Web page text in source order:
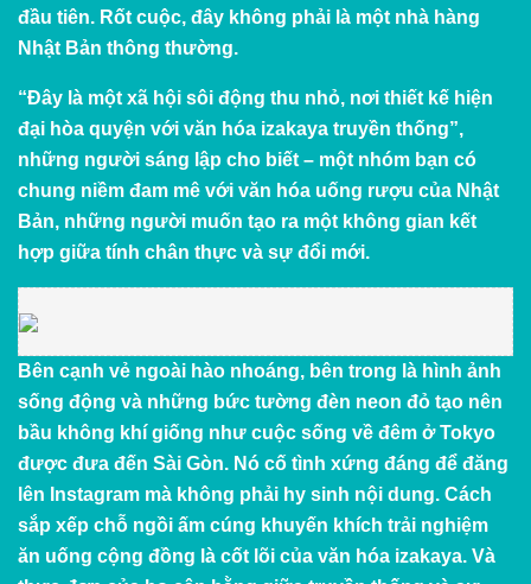
đầu tiên. Rốt cuộc, đây không phải là một nhà hàng
Nhật Bản thông thường.
“Đây là một xã hội sôi động thu nhỏ, nơi thiết kế hiện
đại hòa quyện với văn hóa izakaya truyền thống”,
những người sáng lập cho biết – một nhóm bạn có
chung niềm đam mê với văn hóa uống rượu của Nhật
Bản, những người muốn tạo ra một không gian kết
hợp giữa tính chân thực và sự đổi mới.
Bên cạnh vẻ ngoài hào nhoáng, bên trong là hình ảnh
sống động và những bức tường đèn neon đỏ tạo nên
bầu không khí giống như cuộc sống về đêm ở Tokyo
được đưa đến Sài Gòn. Nó cố tình xứng đáng để đăng
lên Instagram mà không phải hy sinh nội dung. Cách
sắp xếp chỗ ngồi ấm cúng khuyến khích trải nghiệm
ăn uống cộng đồng là cốt lõi của văn hóa izakaya. Và